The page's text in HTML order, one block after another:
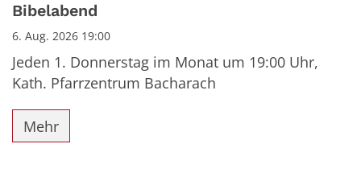
Bibelabend
6. Aug. 2026 19:00
Jeden 1. Donnerstag im Monat um 19:00 Uhr,
Kath. Pfarrzentrum Bacharach
Mehr